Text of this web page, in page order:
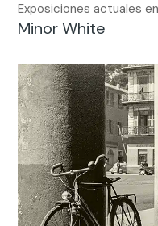
Exposiciones actuales
Minor White